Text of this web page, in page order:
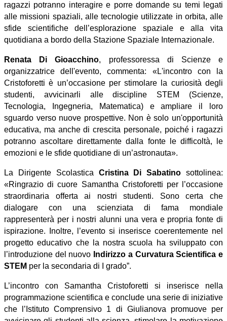
ragazzi potranno interagire e porre domande su temi legati
alle missioni spaziali, alle tecnologie utilizzate in orbita, alle
sfide scientifiche dell ’esplorazione spaziale e alla vita
quotidiana a bordo della Stazione Spaziale Internazionale.
Renata Di Gioacchino, professoressa di Scienze e
organizzatrice dell'evento, commenta: «L'incontro con la
Cristoforetti è un’occasione per stimolare la curiositàdegli
studenti, avvicinarli alle discipline STEM (Scienze,
Tecnologia, Ingegneria, Matematica) e ampliare il loro
sguardo verso nuove prospettive. Non è solo un'opportunità
educativa, ma anche di crescita personale, poiché i ragazzi
potranno ascoltare direttamente dalla fonte le difficoltà, le
emozioni e le sfide quotidiane di un’astronauta».
La Dirigente Scolastica Cristina Di Sabatino sottolinea:
«Ringrazio di cuore Samantha Cristoforetti per l’occasione
straordinaria offerta ai nostri studenti. Sono certa che
dialogare con una scienziata di fama mondiale
rappresenterà per i nostri alunni una vera e propria fonte di
ispirazione. Inoltre, l ’evento si inserisce coerentemente nel
progetto educativo che la nostra scuola ha sviluppato con
’introduzione del nuovo Indirizzo a Curvatura Scientifica e
STEM per la secondaria di I grado”.
L’incontro con Samantha Cristoforetti si inserisce nella
programmazione scientifica e conclude una serie di iniziative
che l ’ Istituto Comprensivo 1 di Giulianova promuove per